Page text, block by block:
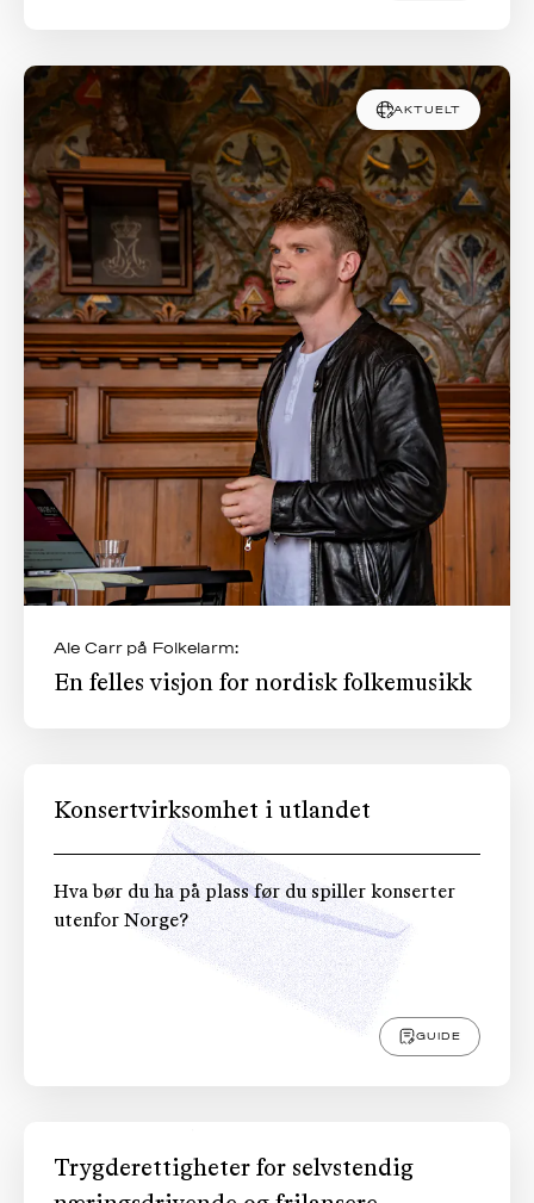
AKTUELT
Ale Carr på Folkelarm:
En felles visjon for nordisk folkemusikk
Konsertvirksomhet i utlandet
Hva bør du ha på plass før du spiller konserter
utenfor Norge?
GUIDE
Trygderettigheter for selvstendig